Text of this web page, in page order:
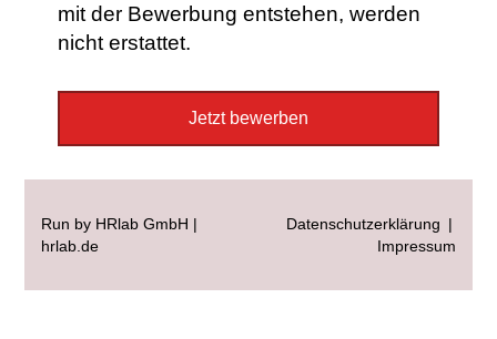
mit der Bewerbung entstehen, werden
nicht erstattet.
Jetzt bewerben
Run by HRlab GmbH |
hrlab.de
Datenschutzerklärung |
Impressum